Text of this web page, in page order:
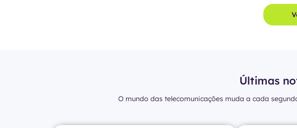
Últimas
O mundo das telecomunicações muda a cada